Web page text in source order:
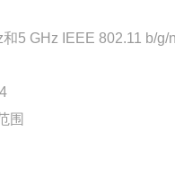
5 GHz IEEE 802.11 b/g/
围